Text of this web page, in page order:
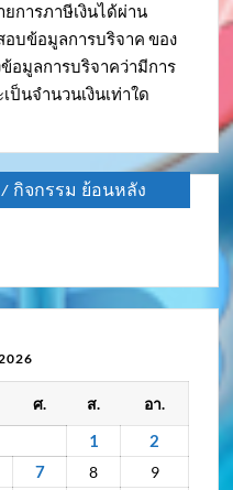
การภาษีเงินได้ผ่าน
อบข้อมูลการบริจาค ของ
อมูลการบริจาคว่ามีการ
นจำนวนเงินเท่าใด
กิจกรรม ย้อนหลัง
ศ. ส. อา.
1
2
7 8
9